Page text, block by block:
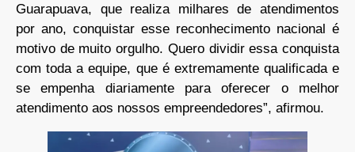
Guarapuava, que realiza milhares de atendimentos
por ano, conquistar esse reconhecimento nacional é
motivo de muito orgulho. Quero dividir essa conquista
com toda a equipe, que é extremamente qualificada e
se empenha diariamente para oferecer o melhor
atendimento aos nossos empreendedores”, afirmou.